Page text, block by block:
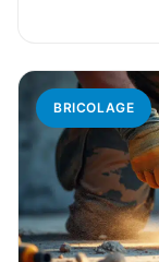
BRICOLAGE